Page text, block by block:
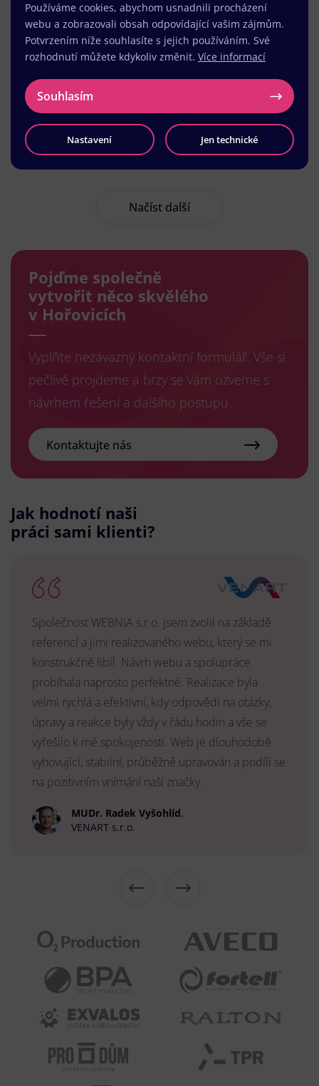
Načíst další
Pojďme společně
vytvořit něco skvělého
v Hořovicích
Vyplňte nezávazný kontaktní formulář. Vše si
pečlivě projdeme a brzy se vám ozveme s
návrhem řešení a dalšího postupu.
Kontaktujte nás
Jak hodnotí naši
práci sami klienti?
Společnost WEBNIA s.r.o. jsem zvolil na základě
referencí a jimi realizovaného webu, který se mi
konstrukčně libíl. Návrh webu a spolupráce
probíhala naprosto perfektně. Realizace byla
velmi rychlá a efektivní, kdy odpovědi na otázky,
úpravy a reakce byly vždy v řádu hodin a vše se
vyřešilo k mé spokojenosti. Web je dlouhodobě
vyhovující, stabilní, průběžně upravován a podílí se
na pozitivním vnímání naší značky.
MUDr. Radek Vyšohlíd,
VENART s.r.o.
Používáme cookies, abychom usnadnili procházení
webu a zobrazovali obsah odpovídající vašim zájmům.
Potvrzením níže souhlasíte s jejich používáním. Své
rozhodnutí můžete kdykoliv změnit. Více informací
Souhlasím
Nastavení Jen technické